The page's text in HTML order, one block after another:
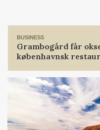
BUSINESS
Grambogård får
københavnsk